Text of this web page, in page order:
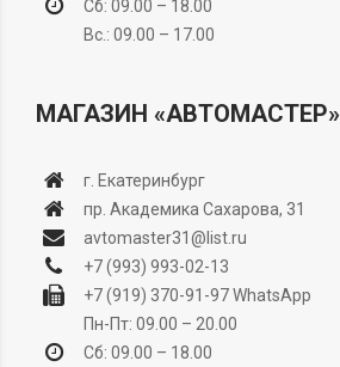
Сб: 09.00 – 18.00
Вс.: 09.00 – 17.00
МАГАЗИН «АВТОМАСТЕР»
г. Екатеринбург
пр. Академика Сахарова, 31
avtomaster31@list.ru
+7 (993) 993-02-13
+7 (919) 370-91-97WhatsApp
Пн-Пт: 09.00 – 20.00
Сб: 09.00 – 18.00